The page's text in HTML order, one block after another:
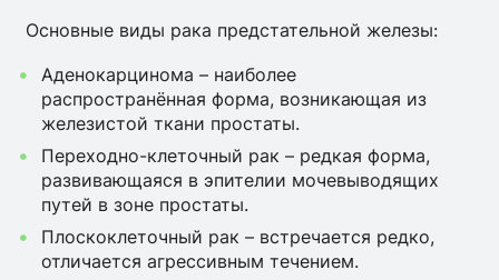
Основные виды рака предстательной железы:
Аденокарцинома – наиболее
распространённая форма, возникающая из
железистой ткани простаты.
Переходно-клеточный рак – редкая форма,
развивающаяся в эпителии мочевыводящих
путей в зоне простаты.
Плоскоклеточный рак – встречается редко,
отличается агрессивным течением.